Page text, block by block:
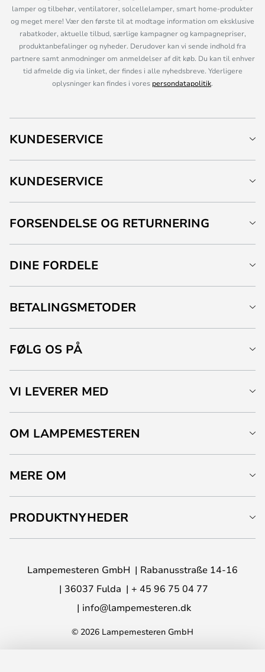
lamper og tilbehør, ventilatorer, solcellelamper, smart home-produkter
og meget mere! Vær den første til at modtage information om eksklusive
rabatkoder, aktuelle tilbud, særlige kampagner og kampagnepriser,
produktanbefalinger og nyheder. Derudover kan vi sende indhold fra
partnere samt anmodninger om anmeldelser af dit køb. Du kan til enhver
tid afmelde dig via linket, der findes i alle nyhedsbreve. Yderligere
oplysninger kan findes i vores persondatapolitik.
KUNDESERVICE
KUNDESERVICE
FORSENDELSE OG RETURNERING
DINE FORDELE
BETALINGSMETODER
FØLG OS PÅ
VI LEVERER MED
OM LAMPEMESTEREN
MERE OM
PRODUKTNYHEDER
Lampemesteren GmbH
Rabanusstraße 14-16
36037 Fulda
+ 45 96 75 04 77
info@lampemesteren.dk
© 2026 Lampemesteren GmbH